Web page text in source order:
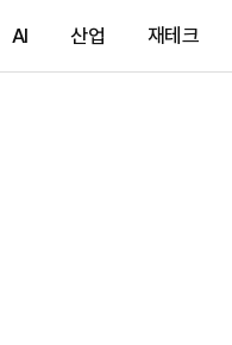
AI 산업 재테크